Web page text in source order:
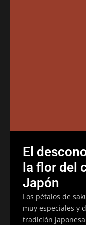
El
la flor del
Japón
Los pétalos de
muy especiales y
tradición japonesa.